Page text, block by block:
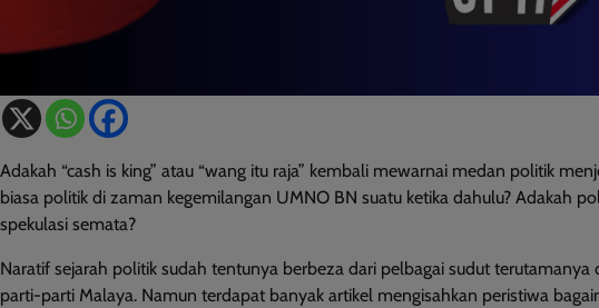
Adakah “cash is king” atau “wang itu raja” kembali mewarnai medan politik
biasa politik di zaman kegemilangan UMNO BN suatu ketika dahulu? Adakah
spekulasi semata?
Naratif sejarah politik sudah tentunya berbeza dari pelbagai sudut
parti-parti Malaya. Namun terdapat banyak artikel mengisahkan peristiwa